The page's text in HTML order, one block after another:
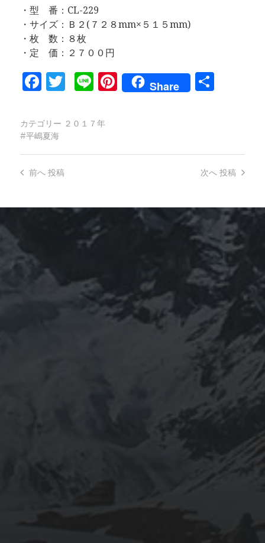
・型 番：CL-229
・サイズ：Ｂ２(７２８mm×５１５mm)
・枚 数：８枚
・定 価：２７００円
Facebook
Twitter
LinePinterest
Share
共
カテゴリー ２０１７年
平嶋夏海
次へ 投稿
前へ投稿